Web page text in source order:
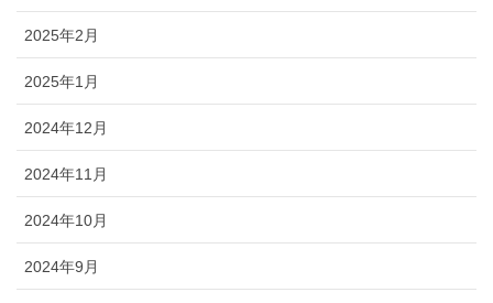
2025年2月
2025年1月
2024年12月
2024年11月
2024年10月
2024年9月